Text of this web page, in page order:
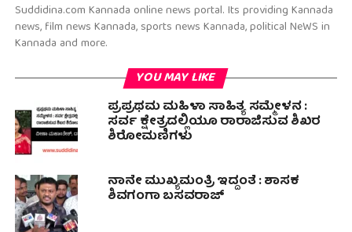
Suddidina.com Kannada online news portal. Its providing Kannada
news, film news Kannada, sports news Kannada, political NeWS in
Kannada and more.
YOU MAY LIKE
ಪ್ರಪ್ರಥಮ ಮಹಿಳಾ ಸಾಹಿತ್ಯ ಸಮ್ಮೇಳನ :
ಸರ್ವ ಕ್ಷೇತ್ರದಲ್ಲಿಯೂ ರಾರಾಜಿಸುವ ಶಿಖರ
ಶಿರೋಮಣಿಗಳು
ನಾನೇ ಮುಖ್ಯಮಂತ್ರಿ ಇದ್ದಂತೆ : ಶಾಸಕ
ಶಿವಗಂಗಾ ಬಸವರಾಜ್